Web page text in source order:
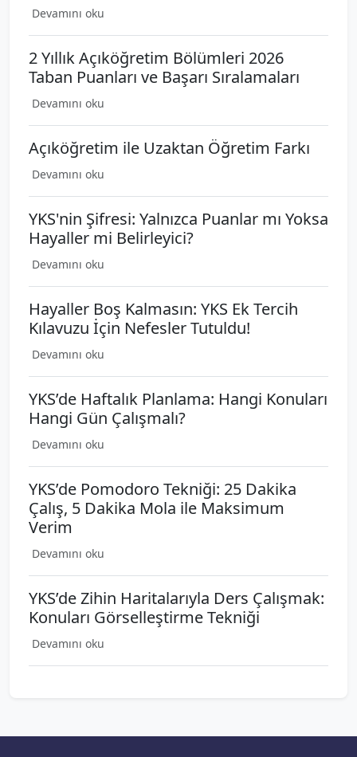
Devamını oku
2 Yıllık Açıköğretim Bölümleri 2026
Taban Puanları ve Başarı Sıralamaları
Devamını oku
Açıköğretim ile Uzaktan Öğretim Farkı
Devamını oku
YKS'nin Şifresi: Yalnızca Puanlar mı Yoksa
Hayaller mi Belirleyici?
Devamını oku
Hayaller Boş Kalmasın: YKS Ek Tercih
Kılavuzu İçin Nefesler Tutuldu!
Devamını oku
YKS’de Haftalık Planlama: Hangi Konuları
Hangi Gün Çalışmalı?
Devamını oku
YKS’de Pomodoro Tekniği: 25 Dakika
Çalış, 5 Dakika Mola ile Maksimum
Verim
Devamını oku
YKS’de Zihin Haritalarıyla Ders Çalışmak:
Konuları Görselleştirme Tekniği
Devamını oku